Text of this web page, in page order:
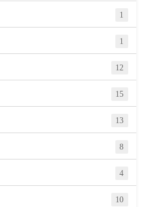
1
1
12
15
13
8
4
10